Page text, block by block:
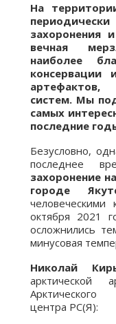
На
захоронения
вечная
наиболее
консервации
систем. Мы
самых
последние
Безусловно,
последнее
захоронение
городе
октября 2021
осложнились
минусовая
Николай
арктической
Арктического
центра РС(Я):